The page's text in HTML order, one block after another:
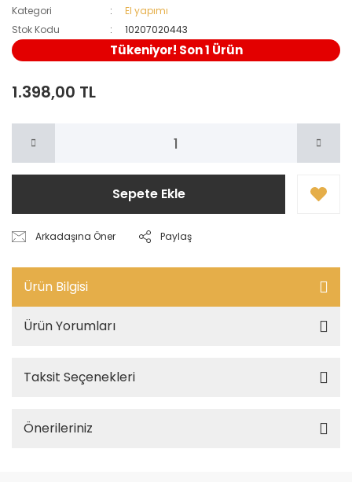
Kategori
El yapımı
Stok Kodu
10207020443
Tükeniyor! Son 1 Ürün
1.398,00 TL
Sepete Ekle
Arkadaşına Öner Paylaş
Ürün Bilgisi
Ürün Yorumları
Taksit Seçenekleri
Önerileriniz